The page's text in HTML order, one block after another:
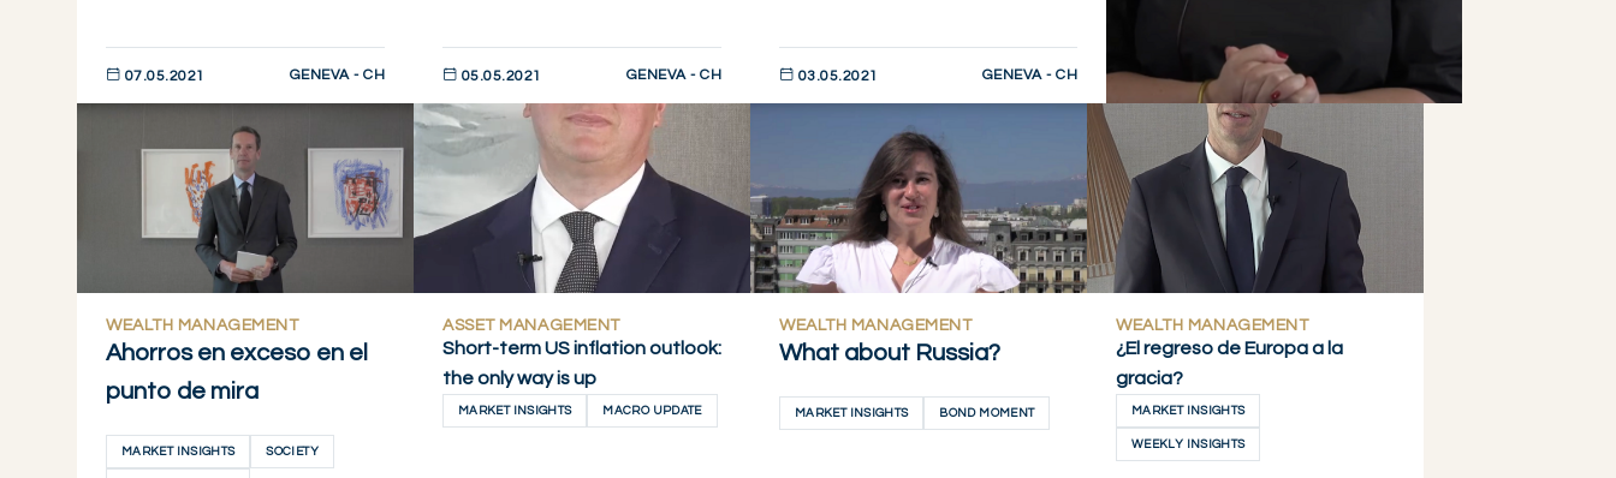
07.05.2021 GENEVA - CH
DESCUBRIR AHORA
05.05.2021 GENEVA - CH
DESCUBRIR AHORA
03.05.2021 GENEVA - CH
DESCUBRIR AHORA
WEALTH MANAGEMENT
Ahorros en exceso en el
punto de mira
MARKET INSIGHTS SOCIETY
ASSET MANAGEMENT
Short-term US inflation outlook:
the only way is up
MARKET INSIGHTS MACRO UPDATE
WEALTH MANAGEMENT
What about Russia?
MARKET INSIGHTS BOND MOMENT
WEALTH MANAGEMENT
¿El regreso de Europa a la
gracia?
MARKET INSIGHTS
WEEKLY INSIGHTS